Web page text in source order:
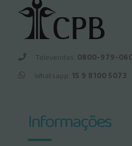
Televendas: 0800-979-
Whatsapp: 15 9 8100 5073
Informações